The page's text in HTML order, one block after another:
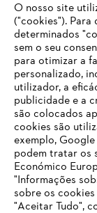
Empresa
FAQs Loja
O SEU
O nosso site
("cookies").
determinados
sem o seu
para otimizar a
personalizado,
utilizador, a
publicidade e a
são colocados
cookies são
exemplo,
podem tratar os
Económico
"Informações
sobre os
"Aceitar Tudo",